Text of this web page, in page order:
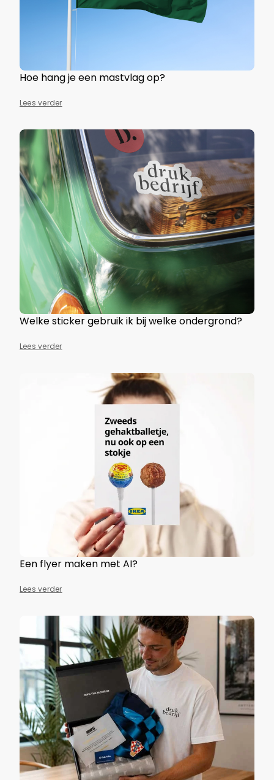
Hoe hang je een mastvlag op?
Lees verder
Welke sticker gebruik ik bij welke ondergrond?
Lees verder
Een flyer maken met AI?
Lees verder